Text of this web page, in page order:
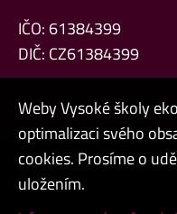
IČO: 61384399
DIČ: CZ61384399
Admin
Weby Vysoké školy
optimalizaci svého
cookies. Prosíme o
uložením.